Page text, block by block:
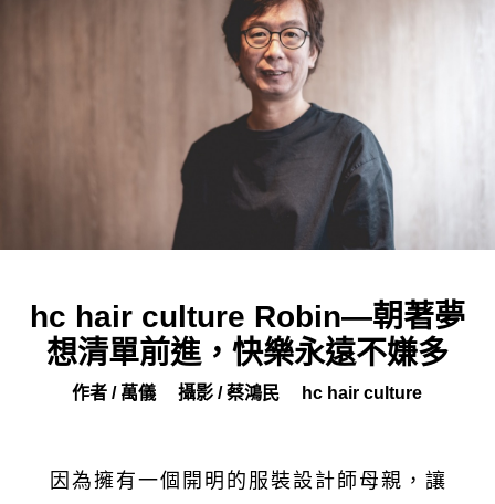
hc hair culture Robin—朝著夢
想清單前進，快樂永遠不嫌多
作者 / 萬儀 攝影 / 蔡鴻民 hc hair culture
因為擁有一個開明的服裝設計師母親，讓